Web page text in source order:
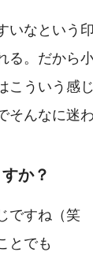
いなという印
。だから
ういう感
そんなに迷
か？
ですね（笑
とでも